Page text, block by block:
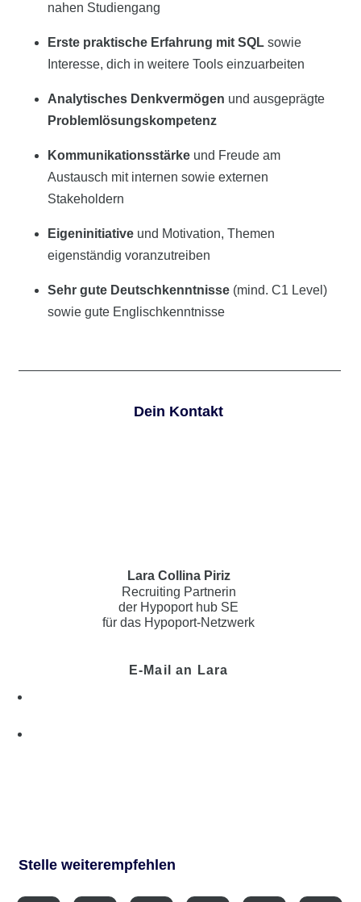
nahen Studiengang
Erste praktische Erfahrung mit SQLsowie
Interesse, dich in weitere Tools einzuarbeiten
Analytisches Denkvermögen und ausgeprägte
Problemlösungskompetenz
Kommunikationsstärkeund Freude am
Austausch mit internen sowie externen
Stakeholdern
Eigeninitiativeund Motivation, Themen
eigenständig voranzutreiben
Sehr gute Deutschkenntnisse(mind. C1 Level)
sowie gute Englischkenntnisse
Dein Kontakt
Lara Collina Piriz
Recruiting Partnerin
der Hypoport hub SE
für das Hypoport-Netzwerk
E-Mail an Lara
Stelle weiterempfehlen